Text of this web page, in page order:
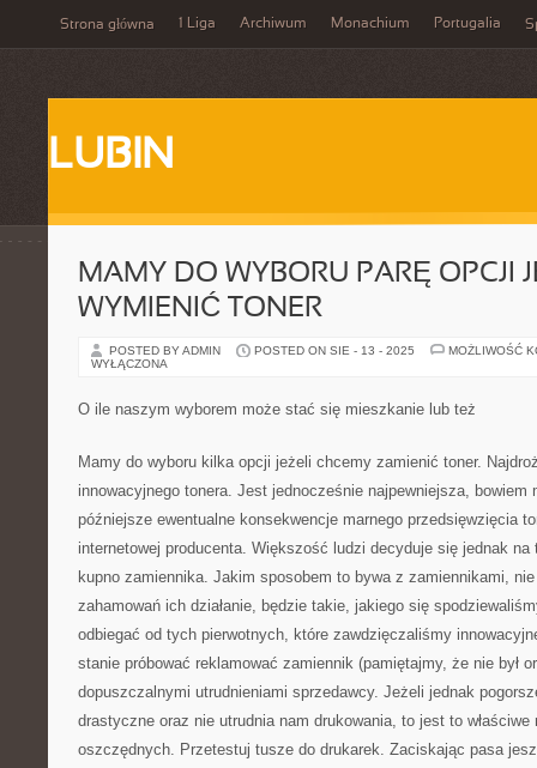
Strona główna 1 Liga Archiwum Monachium Portugalia
LUBIN
MAMY DO WYBORU PARĘ OPCJI
WYMIENIĆ TONER
POSTED BY ADMIN POSTED ON SIE - 13 - 2025
MOŻLIWOŚĆ
WYŁĄCZONA
O ile naszym wyborem może stać się mieszkanie lub też
Mamy do wyboru kilka opcji jeżeli chcemy zamienić toner.
innowacyjnego tonera. Jest jednocześnie najpewniejsza, bowiem
późniejsze ewentualne konsekwencje marnego przedsięwzięcia
internetowej producenta. Większość ludzi decyduje się jednak na
kupno zamiennika. Jakim sposobem to bywa z zamiennikami,
zahamowań ich działanie, będzie takie, jakiego się
odbiegać od tych pierwotnych, które zawdzięczaliśmy
stanie próbować reklamować zamiennik (pamiętajmy, że nie był
dopuszczalnymi utrudnieniami sprzedawcy. Jeżeli jednak
drastyczne oraz nie utrudnia nam drukowania, to jest to właściwe
oszczędnych. Przetestuj tusze do drukarek. Zaciskając pasa